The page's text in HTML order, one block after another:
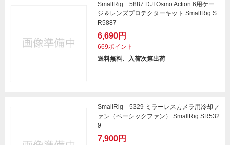
SmallRig 5887 DJI Osmo Action 6用ケー
ジ＆レンズプロテクターキット SmallRig S
R5887
6,690円
669ポイント
送料無料、入荷次第出荷
SmallRig 5329 ミラーレスカメラ用冷却フ
ァン（ベーシックファン） SmallRig SR532
9
7,900円